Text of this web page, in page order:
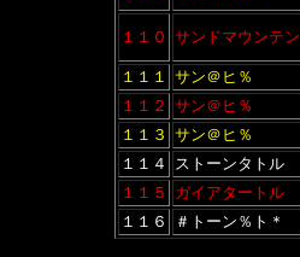
１１０ サンドマウンテン
１１１ サン＠ヒ％
１１２ サン＠ヒ％
１１３ サン＠ヒ％
１１４
ストーンタトル
１１５
ガイアタートル
１１６
＃トーン％ト＊